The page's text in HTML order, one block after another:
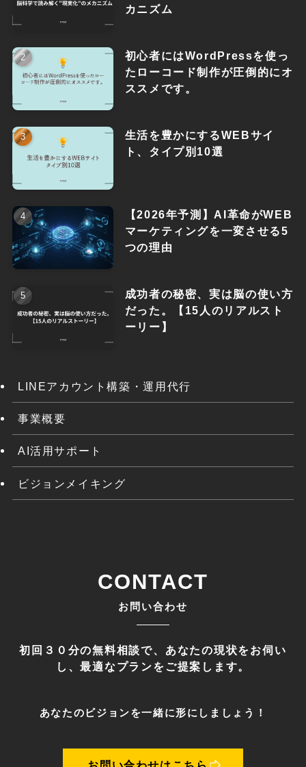
カニズム
初心者にはWordPressを使っ
たローコード制作が圧倒的にオ
ススメです。
生活を豊かにするWEBサイ
ト、タイプ別10選
【2026年予測】AI革命がWEB
マーケティングを一変させる5
つの理由
成功者の秘密、実は脳の使い方
だった。【15人のリアルスト
ーリー】
LINEアカウント構築・運用代行
事業概要
AI活用サポート
ビジョンメイキング
CONTACT
お問い合わせ
初回３０分の無料相談で、あなたの現状をお伺い
し、最適なプランをご提案します。
あなたのビジョンを一緒に形にしましょう！